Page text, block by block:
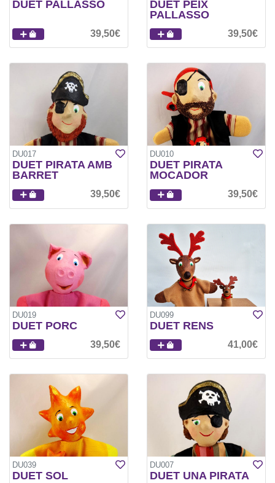
DUET PALLASSO
39,50€
DUET PEIX
PALLASSO
39,50€
DU017
DUET PIRATA AMB
BARRET
39,50€
DU010
DUET PIRATA
MOCADOR
39,50€
DU019
DUET PORC
39,50€
DU099
DUET RENS
41,00€
DU039
DUET SOL
DU007
DUET UNA PIRATA